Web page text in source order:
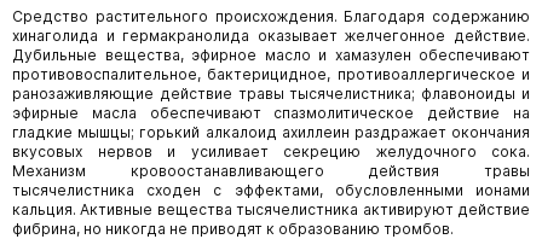
Средство растительного происхождения. Благодаря содержанию
хинаголида и гермакранолида оказывает желчегонное действие.
Дубильные вещества, эфирное масло и хамазулен обеспечивают
противовоспалительное, бактерицидное, противоаллергическое и
ранозаживляющие действие травы тысячелистника; флавоноиды и
эфирные масла обеспечивают спазмолитическое действие на
гладкие мышцы; горький алкалоид ахиллеин раздражает окончания
вкусовых нервов и усиливает секрецию желудочного сока.
Механизм кровоостанавливающего действия травы
тысячелистника сходен с эффектами, обусловленными ионами
кальция. Активные вещества тысячелистника активируют действие
фибрина, но никогда не приводят к образованию тромбов.